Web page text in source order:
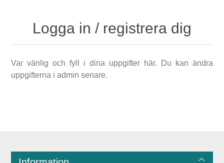
Logga in / registrera dig
Var vänlig och fyll i dina uppgifter här. Du kan ändra
uppgifterna i admin senare.